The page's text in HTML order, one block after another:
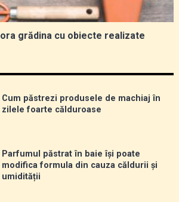
grădina cu obiecte realizate
Cum păstrezi produsele de machiaj în
zilele foarte călduroase
Parfumul păstrat în baie își poate
modifica formula din cauza căldurii și
umidității